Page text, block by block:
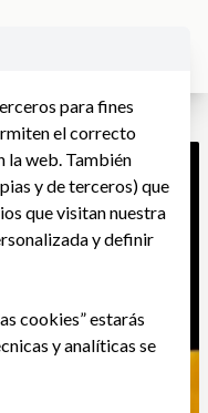
para fines
el correcto
la web. También
y de terceros) que
que visitan nuestra
y definir
cookies” estarás
y analíticas se